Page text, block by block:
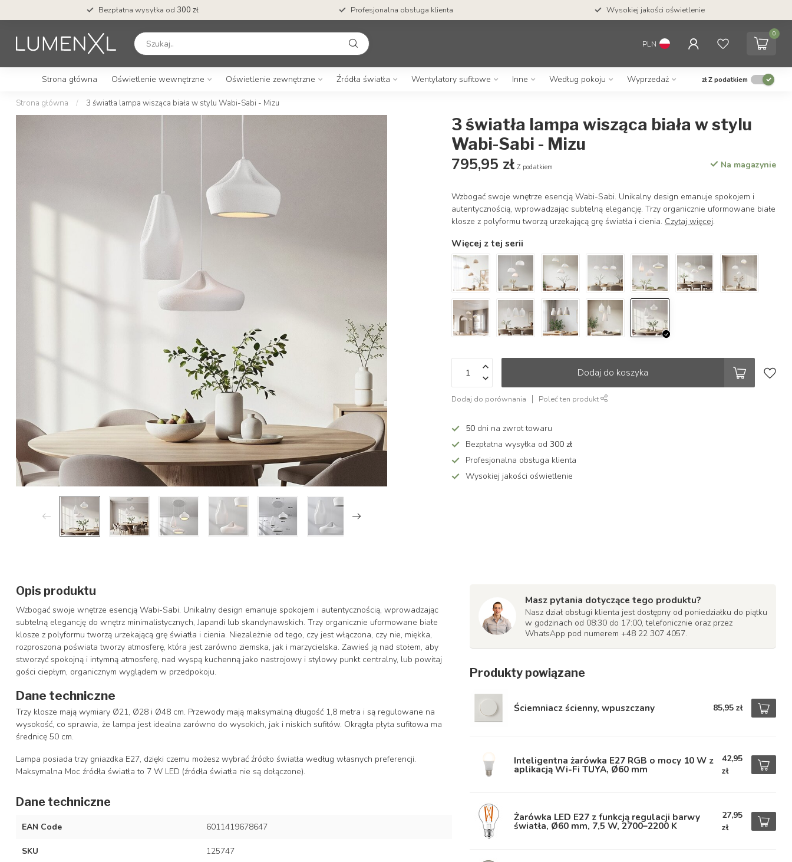
Bezpłatna wysyłka od 300 zł Profesjonalna obsługa klienta Wysokiej jakości oświetlenie
PLN
0
Strona główna Oświetlenie wewnętrzne Oświetlenie zewnętrzne Źródła światła Wentylatory sufitowe Inne Według pokoju Wyprzedaż złZ podatkiem
Strona główna / 3 światła lampa wisząca biała w stylu Wabi-Sabi - Mizu
3 światła lampa wisząca biała w stylu
Wabi-Sabi - Mizu
795,95 zł Z podatkiem Na magazynie
Wzbogać swoje wnętrze esencją Wabi-Sabi. Unikalny design emanuje spokojem i
autentycznością, wprowadzając subtelną elegancję. Trzy organicznie uformowane białe
klosze z polyformu tworzą urzekającą grę światła i cienia. Czytaj więcej.
Więcej z tej serii
Dodaj do koszyka
Dodaj do porównania Poleć ten produkt
50 dni na zwrot towaru
Bezpłatna wysyłka od300 zł
Profesjonalna obsługa klienta
Wysokiej jakości oświetlenie
Opis produktu
Wzbogać swoje wnętrze esencją Wabi-Sabi. Unikalny design emanuje spokojem i autentycznością, wprowadzając
subtelną elegancję do wnętrz minimalistycznych, Japandi lub skandynawskich. Trzy organicznie uformowane białe
klosze z polyformu tworzą urzekającą grę światła i cienia. Niezależnie od tego, czy jest włączona, czy nie, miękka,
rozproszona poświata tworzy atmosferę, która jest zarówno ziemska, jak i marzycielska. Zawieś ją nad stołem, aby
stworzyć spokojną i intymną atmosferę, nad wyspą kuchenną jako nastrojowy i stylowy punkt centralny, lub powitaj
gości ciepłym, organicznym wyglądem w przedpokoju.
Dane techniczne
Trzy klosze mają wymiary Ø21, Ø28 i Ø48 cm. Przewody mają maksymalną długość 1,8 metra i są regulowane na
wysokość, co sprawia, że lampa jest idealna zarówno do wysokich, jak i niskich sufitów. Okrągła płyta sufitowa ma
średnicę 50 cm.
Lampa posiada trzy gniazdka E27, dzięki czemu możesz wybrać źródło światła według własnych preferencji.
Maksymalna Moc źródła światła to 7 W LED (źródła światła nie są dołączone).
Dane techniczne
EAN Code 6011419678647
SKU 125747
Masz pytania dotyczące tego produktu?
Nasz dział obsługi klienta jest dostępny od poniedziałku do piątku
w godzinach od 08:30 do 17:00, telefonicznie oraz przez
WhatsApp pod numerem +48 22 307 4057.
Produkty powiązane
Ściemniacz ścienny, wpuszczany 85,95 zł
Inteligentna żarówka E27 RGB o mocy 10 W z
aplikacją Wi-Fi TUYA, Ø60 mm
42,95
zł
Żarówka LED E27 z funkcją regulacji barwy
światła, Ø60 mm, 7,5 W, 2700–2200 K
27,95
zł